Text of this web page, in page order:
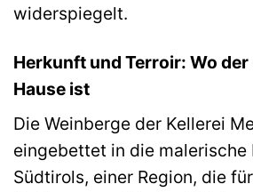
widerspiegelt.
Herkunft und Terroir: Wo
Hause ist
Die Weinberge der Kellerei
eingebettet in die malerische
Südtirols, einer Region, die